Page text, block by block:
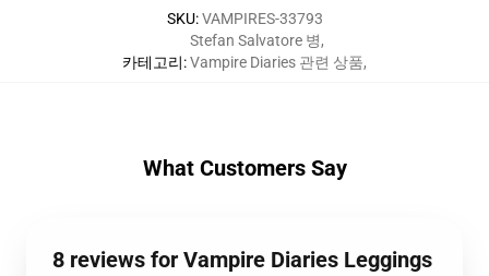
SKU:VAMPIRES-33793
카테고리:
Stefan Salvatore 병,
Vampire Diaries 관련 상품,
What Customers Say
8 reviews for Vampire Diaries Leggings